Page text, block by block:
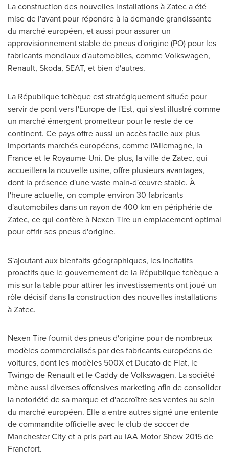
La construction des nouvelles installations à Zatec a été
mise de l'avant pour répondre à la demande grandissante
du marché européen, et aussi pour assurer un
approvisionnement stable de pneus d'origine (PO) pour les
fabricants mondiaux d'automobiles, comme Volkswagen,
Renault, Skoda, SEAT, et bien d'autres.
La République tchèque est stratégiquement située pour
servir de pont vers l'Europede l'Est, qui s'est illustré comme
un marché émergent prometteur pour le reste de ce
continent. Ce pays offre aussi un accès facile aux plus
importants marchés européens, comme l'Allemagne, la
Franceet le Royaume-Uni. De plus, la ville de Zatec, qui
accueillera la nouvelle usine, offre plusieurs avantages,
dont la présence d'une vaste main-d'œuvre stable. À
l'heure actuelle, on compte environ 30 fabricants
d'automobiles dans un rayon de 400 km en périphérie de
Zatec, ce qui confère à Nexen Tire un emplacement optimal
pour offrir ses pneus d'origine.
S'ajoutant aux bienfaits géographiques, les incitatifs
proactifs que le gouvernement de la République tchèque a
mis sur la table pour attirer les investissements ont joué un
rôle décisif dans la construction des nouvelles installations
à Zatec.
Nexen Tire fournit des pneus d'origine pour de nombreux
modèles commercialisés par des fabricants européens de
voitures, dont les modèles 500X et Ducato de Fiat, le
Twingo de Renault et le Caddy de Volkswagen. La société
mène aussi diverses offensives marketing afin de consolider
la notoriété de sa marque et d'accroître ses ventes au sein
du marché européen. Elle a entre autres signé une entente
de commandite officielle avec le club de soccer de
ManchesterCity et a pris part au IAA Motor Show 2015 de
Francfort.